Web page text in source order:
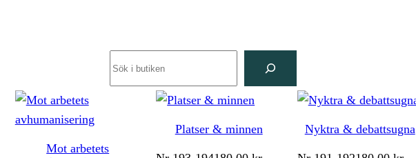
Mot arbetets
Platser & minnen Nyktra & debattsugna